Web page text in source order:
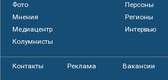
Фото
Персоны
Мнения
Регионы
Медиацентр
Интервью
Колумнисты
Контакты Реклама Вакансии